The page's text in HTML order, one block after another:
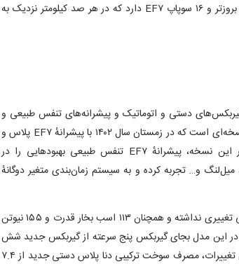
سوخت کمتری نسبت به نمونهٔ مجهز به موتور بروزتر و ۱۶ سوپاپ EF۷ دارد که در هر صد کیلومتر نزدیک به
دستی و اتوماتیک و پیشرانه‌های تنفس طبیعی و
توربو تولید می‌شود که کم‌مصرف‌ترین آن‌ها، نسخه‌ای است که در زمستان سال ۱۴۰۲ با پیشرانهٔ EF۷ پلاس و
گیربکس شش سرعتهٔ دستی معرفی شد. در این نسخه، پیشرانهٔ EF۷ تنفس طبیعی بهبود‌هایی را در
و… تجربه کرده و به سیستم زمان‌بندی متغیر دوگانهٔ
با این‌حال، خروجی موتور نسبت به نسخهٔ قبلی تغییری نداشته و همچنان ۱۱۳ اسب بخار قدرت و ۱۵۵ نیوتن
در این مدل بجای گیربکس پنج سرعته از گیربکس جدید شش
سرعته دستی استفاده شده است. به لطف این تغییرات، مصرف سوخت ترکیبی دنا پلاس دستی جدید از ۷.۴